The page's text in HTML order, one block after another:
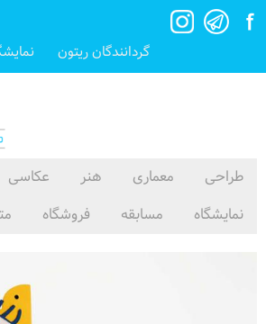
گردانندگان ریتون
طراحی معماری هنر عکاسی
نمایشگاه
مسابقه فروشگاه